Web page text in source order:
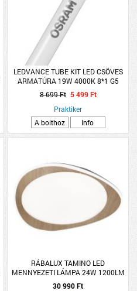
LEDVANCE TUBE KIT LED CSÖVES
ARMATÚRA 19W 4000K 8*1 G5
120CM 1700LM
8 699 Ft 5 499 Ft
Praktiker
A bolthoz
Info
RÁBALUX TAMINO LED
MENNYEZETI LÁMPA 24W 1200LM
4000K IP20 45CM BÜKK
30 990 Ft